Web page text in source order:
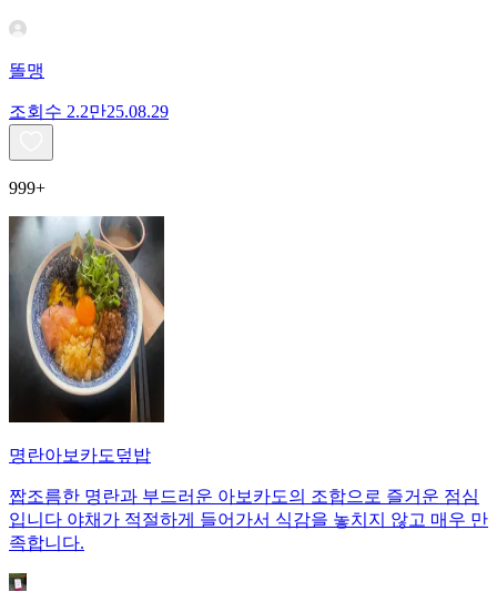
똘맹
조회수 2.2만25.08.29
999+
명란아보카도덮밥
짭조름한 명란과 부드러운 아보카도의 조합으로 즐거운 점심
입니다 야채가 적절하게 들어가서 식감을 놓치지 않고 매우 만
족합니다.